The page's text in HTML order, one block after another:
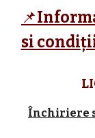
📌
si
Închiriere